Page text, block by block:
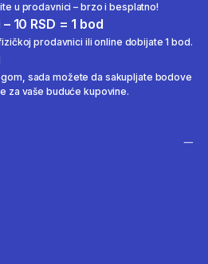
u prodavnici – brzo i besplatno!
10 RSD = 1 bod
prodavnici ili online dobijate 1 bod.
sada možete da sakupljate bodove
za vaše buduće kupovine.